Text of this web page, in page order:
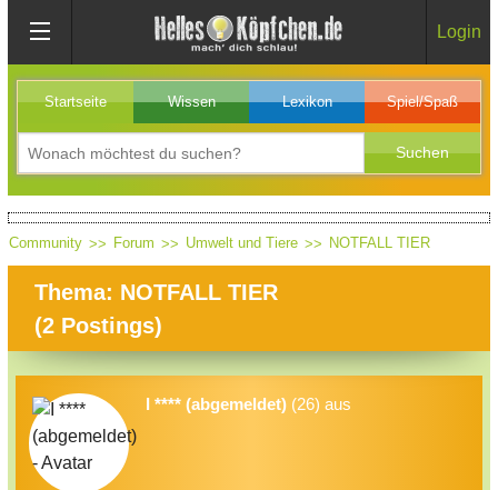
Login
Startseite Wissen Lexikon Spiel/Spaß
Community Forum Umwelt und Tiere NOTFALL TIER
Thema: NOTFALL TIER
(2 Postings)
I **** (abgemeldet) (26) aus